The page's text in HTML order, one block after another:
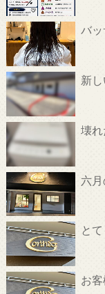
バッ
新
壊れ
六
と
お